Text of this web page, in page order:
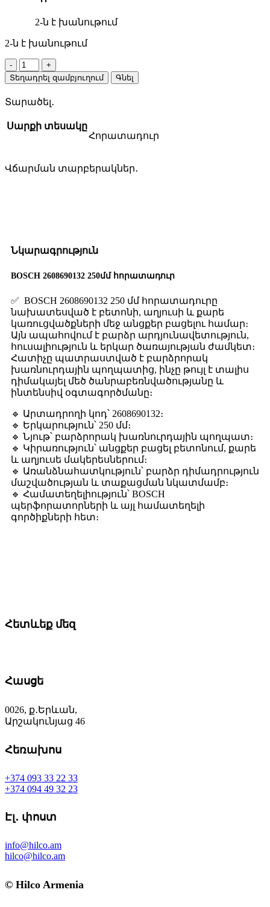
2-ն է խանութում
2-ն է խանութում
BOSCH
2608690132
250մմ
հորատադուր
quantity
Տեղադրել զամբյուղում Գնել
Տարածել․
Սարքի տեսակը
Հորատադուր
Վճարման տարբերակներ․
Նկարագրություն
BOSCH 2608690132 250մմ հորատադուր
✅ BOSCH 2608690132 250 մմ հորատադուրը
նախատեսված է բետոնի, աղյուսի և քարե
կառուցվածքների մեջ անցքեր բացելու համար։
Այն ապահովում է բարձր արդյունավետություն,
հուսալիություն և երկար ծառայության ժամկետ։
Հատիչը պատրաստված է բարձրորակ
խառնուրդային պողպատից, ինչը թույլ է տալիս
դիմակայել մեծ ծանրաբեռնվածությանը և
ինտենսիվ օգտագործմանը։
🔹 Արտադրողի կոդ՝ 2608690132։
🔹 Երկարություն՝ 250 մմ։
🔹 Նյութ՝ բարձրորակ խառնուրդային պողպատ։
🔹 Կիրառություն՝ անցքեր բացել բետոնում, քարե
և աղյուսե մակերեսներում։
🔹 Առանձնահատկություն՝ բարձր դիմադրություն
մաշվածության և տաքացման նկատմամբ։
🔹 Համատեղելիություն՝ BOSCH
պերֆորատորների և այլ համատեղելի
գործիքների հետ։
Հետևեք մեզ
Հասցե
0026, ք․Երևան,
Արշակունյաց 46
Հեռախոս
+374 093 33 22 33
+374 094 49 32 23
Էլ․ փոստ
info@hilco.am
hilco@hilco.am
© Hilco Armenia